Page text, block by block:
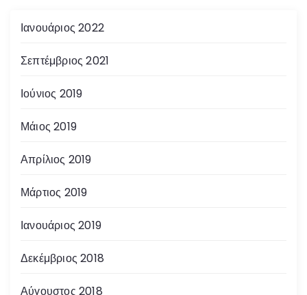
Ιανουάριος 2022
Σεπτέμβριος 2021
Ιούνιος 2019
Μάιος 2019
Απρίλιος 2019
Μάρτιος 2019
Ιανουάριος 2019
Δεκέμβριος 2018
Αύγουστος 2018